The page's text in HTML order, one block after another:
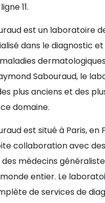
11.
est un laboratoire
dans le diagnostic
Sabouraud, le
plus anciens et des
domaine.
est situé à Paris, en
collaboration avec des
médecins
entier. Le
de services de